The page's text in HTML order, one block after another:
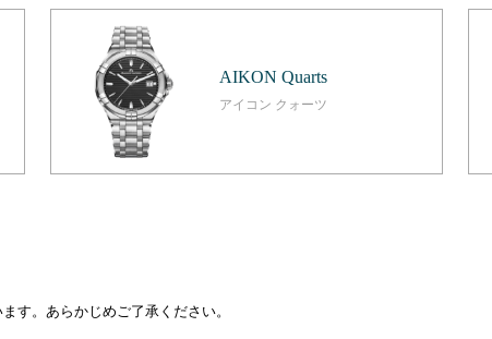
AIKON Quarts
アイコン クォーツ
す。あらかじめご了承ください。